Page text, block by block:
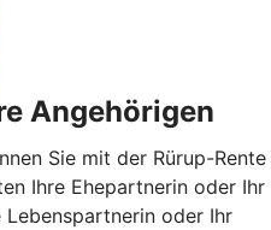
Angehörigen
Sie mit der Rürup-Rente
Ihre Ehepartnerin oder Ihr
Lebenspartnerin oder Ihr